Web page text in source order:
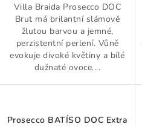
Villa Braida Prosecco DOC
Brut má brilantní slámově
žlutou barvou a jemné,
perzistentní perlení. Vůně
evokuje divoké květiny a bílé
dužnaté ovoce....
Prosecco BATÍSO DOC Extra